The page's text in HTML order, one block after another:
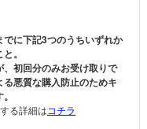
に下記3つのうちいずれか
。
初回分のみお受け取りで
悪質な購入防止のためキ
る詳細はコチラ